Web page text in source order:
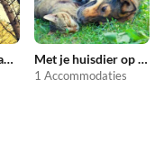
Met je hond op vakantie Met je huisdier op vakantie
1 Accommodaties